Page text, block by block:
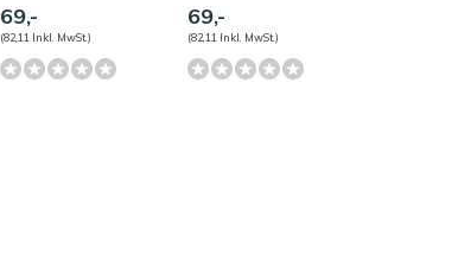
69,-
(82,11 Inkl. MwSt.)
69,-
(82,11 Inkl. MwSt.)